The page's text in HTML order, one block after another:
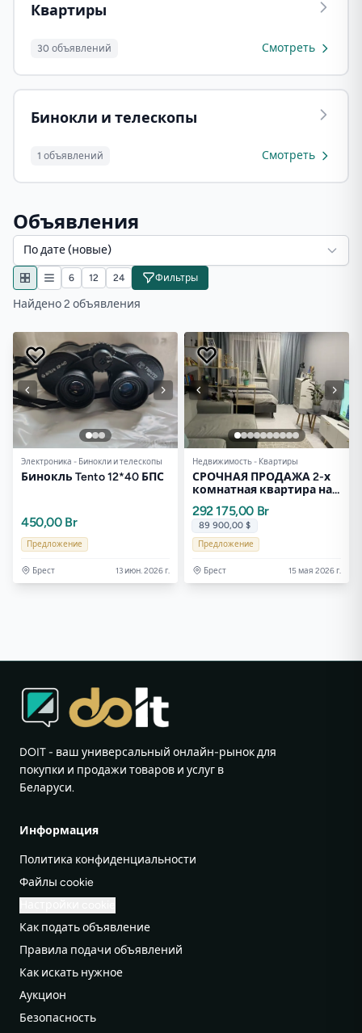
Квартиры
30 объявлений Смотреть
Бинокли и телескопы
1 объявлений Смотреть
Объявления
По дате (новые)
6 12 24 Фильтры
Найдено 2 объявления
Электроника - Бинокли и телескопы
Бинокль Tento 12*40 БПС
450,00 Br
Предложение
Брест 13 июн. 2026 г.
Недвижимость - Квартиры
СРОЧНАЯ ПРОДАЖА 2-х
комнатная квартира на
Морозова. ЧИСТАЯ
продажа.
292 175,00 Br
89 900,00 $
Предложение
Брест 15 мая 2026 г.
DOIT - ваш универсальный онлайн-рынок для
покупки и продажи товаров и услуг в
Беларуси.
Информация
Политика конфиденциальности
Файлы cookie
Как подать объявление
Правила подачи объявлений
Как искать нужное
Аукцион
Безопасность